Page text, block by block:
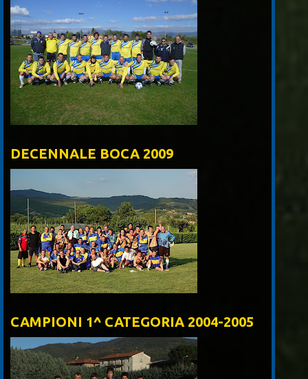
DECENNALE BOCA 2009
CAMPIONI 1^ CATEGORIA 2004-2005